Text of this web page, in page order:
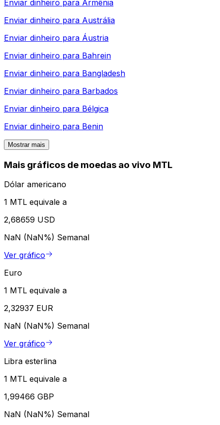
Enviar dinheiro para Armênia
Enviar dinheiro para Austrália
Enviar dinheiro para Áustria
Enviar dinheiro para Bahrein
Enviar dinheiro para Bangladesh
Enviar dinheiro para Barbados
Enviar dinheiro para Bélgica
Enviar dinheiro para Benin
Mostrar mais
Mais gráficos de moedas ao vivo MTL
Dólar americano
1 MTL equivale a
2,68659 USD
NaN (NaN%) Semanal
Ver gráfico
Euro
1 MTL equivale a
2,32937 EUR
NaN (NaN%) Semanal
Ver gráfico
Libra esterlina
1 MTL equivale a
1,99466 GBP
NaN (NaN%) Semanal